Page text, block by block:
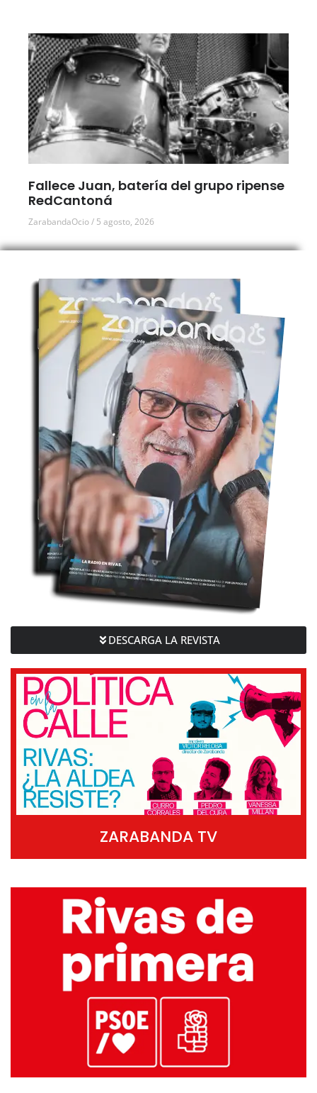
Fallece Juan, batería del grupo ripense
RedCantoná
ZarabandaOcio 5 agosto, 2026
DESCARGA LA REVISTA
ZARABANDA TV